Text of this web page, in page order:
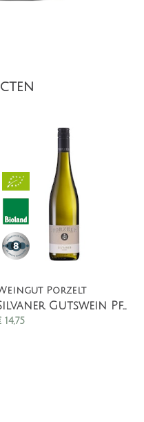
Porzelt
Silvaner Gutswein Pfalz
14,75